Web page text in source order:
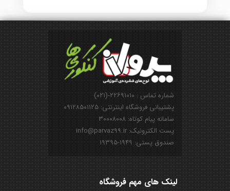
شماره تماس : ۲۲۶۹۱۰۱۰-(۰۲۱)
پشتیبانی فروشگاه اینترنتی: ۰۹۱۲۸۵۰۱۱۲۵
سامانه پیام کوتاه: ۳۰۰۰۸۰۰۸
پست الکترونیک: info@parvaz99.ir
صندوق پستی: ۱۹۴۹-۱۹۳۹۵
لینک های مهم فروشگاه